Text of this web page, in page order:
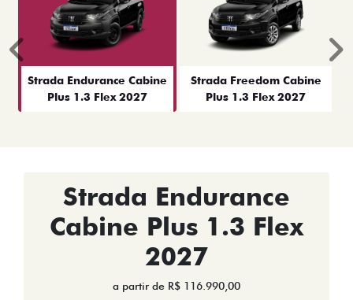
Strada Endurance Cabine
Plus 1.3 Flex 2027
Strada Freedom Cabine
Plus 1.3 Flex 2027
Anterior
Strada Endurance
Cabine Plus 1.3 Flex
2027
a partir de R$ 116.990,00